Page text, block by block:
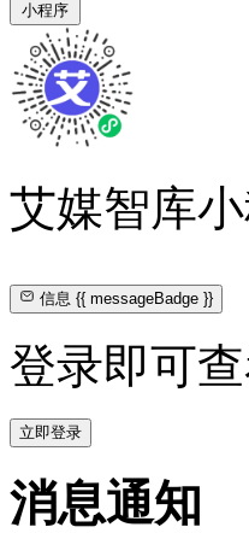
小程序
艾媒智库
信息{{ messageBadge }}
登录即可
立即登录
消息通知